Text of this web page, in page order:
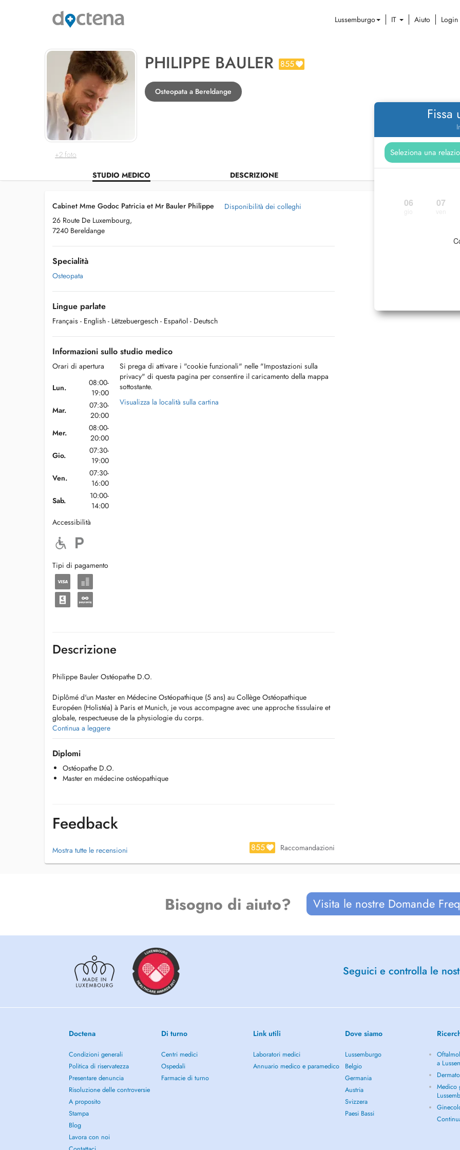
Lussemburgo IT Aiuto Login
+2 foto
PHILIPPE BAULER 855
Osteopata a Bereldange
STUDIO MEDICO DESCRIZIONE
Fissa
06 07
Cabinet Mme Godoc Patricia et Mr Bauler Philippe
26 Route De Luxembourg,
7240 Bereldange
Disponibilità dei colleghi
Specialità
Osteopata
Lingue parlate
Français - English - Lëtzebuergesch - Español - Deutsch
Informazioni sullo studio medico
Orari di apertura
Lun.
08:00-
19:00
Mar.
07:30-
20:00
Mer.
08:00-
20:00
Gio.
07:30-
19:00
Ven.
07:30-
16:00
Sab.
10:00-
14:00
Accessibilità
Tipi di pagamento
Si prega di attivare i "cookie funzionali" nelle "Impostazioni sulla
privacy" di questa pagina per consentire il caricamento della mappa
sottostante.
Visualizza la località sulla cartina
Descrizione
Philippe Bauler Ostéopathe D.O.
Diplômé d'un Master en Médecine Ostéopathique (5 ans) au Collège Ostéopathique
Européen (Holistéa) à Paris et Munich, je vous accompagne avec une approche tissulaire et
globale, respectueuse de la physiologie du corps.
Je traite :
Urgences ostéopathiques (douleurs de la colonne : torticolis, lumbago, blocages)
Douleurs articulaires (épaules, coudes, poignets, hanches, genoux, chevilles)
Névralgies
Céphalées et vertiges
Consultation : 100 euros / 45 min
Tarif solidaire (situation précaire) : 50 euros
Remboursement possible par mutuelle (CMCM, DKV, AXA, etc.)
Je ne pratique PAS de manipulations forcées ou de craquements sur la nuque et les
Conseils en nutrition ayurvédique
Exercices adaptés (Yoga)
Localisation:
Le cabinet se situe à Bereldange, à deux pas de Luxembourg-Ville, facilement accessible
depuis Walferdange, Steinsel et Lorentzweiler. Parking facile dans la rue ou à proximité (rue
Je travaille au sein dun cabinet avec des collègues spécialisées pour les nourrissons et les
femmes enceintes ils seront orientés vers elles pour un suivi plus adapté.
I also see English-speaking patients gentle, personalized osteopathy for back pain, mobility,
and balance.
Pour tout renseignement supplémentaire, consultez mon site : www.osteopathiebauler.com
Continua a leggere
Diplomi
Ostéopathe D.O.
Master en médecine ostéopathique
Feedback
Mostra tutte le recensioni 855 Raccomandazioni
Bisogno di aiuto? Visita le nostre Domande
Seguici e controlla le
Doctena
Condizioni generali
Politica di riservatezza
Presentare denuncia
Risoluzione delle controversie
A proposito
Stampa
Blog
Lavora con noi
Di turno
Centri medici
Ospedali
Farmacie di turno
Link utili
Laboratori medici
Annuario medico e paramedico
Dove siamo
Lussemburgo
Belgio
Germania
Austria
Svizzera
Paesi Bassi
a
Medico